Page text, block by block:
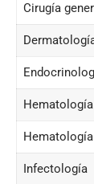
Cirugía
Hematología
Infectología